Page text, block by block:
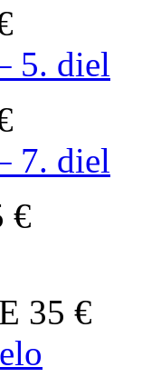
5. diel
7. diel
€
35 €